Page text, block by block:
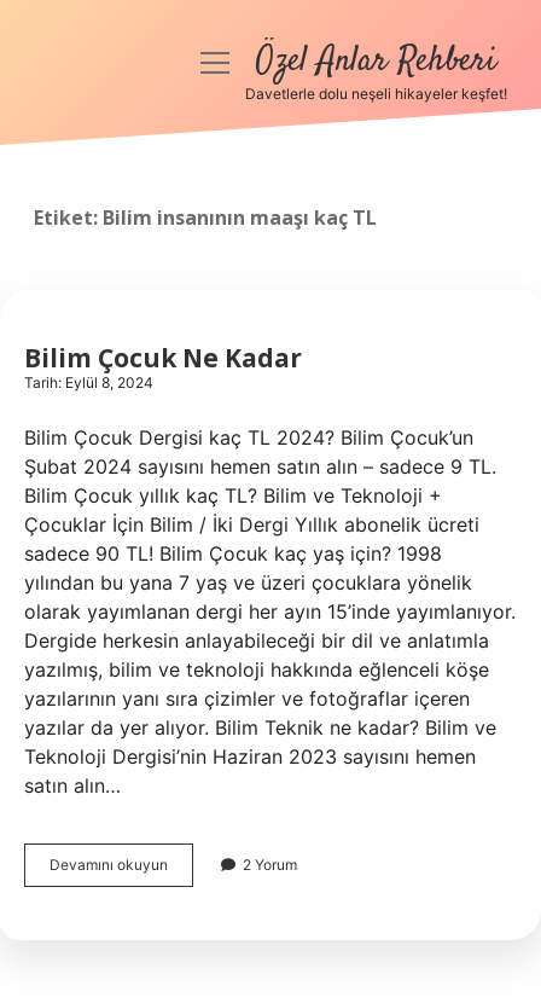
Anasayfa
menüyüÖzel Anlar Rehberi
Davetlerle dolu neşeli hikayeler keşfet!
Etiket: Bilim insanının maaşı kaç TL
Bilim Çocuk Ne Kadar
Tarih: Eylül 8, 2024
Bilim Çocuk Dergisi kaç TL 2024? Bilim Çocuk’un
Şubat 2024 sayısını hemen satın alın – sadece 9 TL.
Bilim Çocuk yıllık kaç TL? Bilim ve Teknoloji +
Çocuklar İçin Bilim / İki Dergi Yıllık abonelik ücreti
sadece 90 TL! Bilim Çocuk kaç yaş için? 1998
yılından bu yana 7 yaş ve üzeri çocuklara yönelik
olarak yayımlanan dergi her ayın 15’inde yayımlanıyor.
Dergide herkesin anlayabileceği bir dil ve anlatımla
yazılmış, bilim ve teknoloji hakkında eğlenceli köşe
yazılarının yanı sıra çizimler ve fotoğraflar içeren
yazılar da yer alıyor. Bilim Teknik ne kadar? Bilim ve
Teknoloji Dergisi’nin Haziran 2023 sayısını hemen
satın alın…
Devamını okuyun
Çocuk
2 Yorum